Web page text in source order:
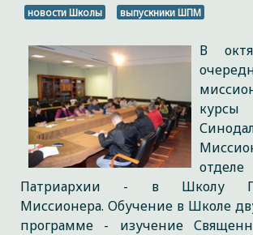
новости Школы выпускники ШПМ
В
Патриархии - в Школу
Миссионера. Обучение в Школе
программе - изучение